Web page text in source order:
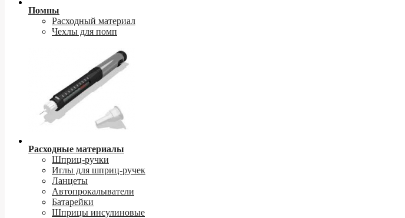
Помпы
Расходный материал
Чехлы для помп
Расходные материалы
Шприц-ручки
Иглы для шприц-ручек
Ланцеты
Автопрокалыватели
Батарейки
Шприцы инсулиновые